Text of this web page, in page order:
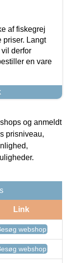
af fiskegrej
priser. Langt
derfor
en vare
og anmeldt
prisniveau,
Link
webshop
webshop